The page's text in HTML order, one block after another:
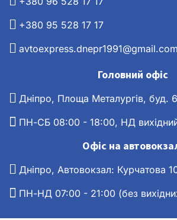
+380 95 528 17 17
avtoexpress.dnepr1991@gmail.com
Головний офіс
Дніпро, Площа Металургів, буд. 6
ПН-СБ 08:00 - 18:00, НД
Офіс на
Дніпро, Автовокзал: Курчатова
ПН-НД 07:00 - 21:00 (без